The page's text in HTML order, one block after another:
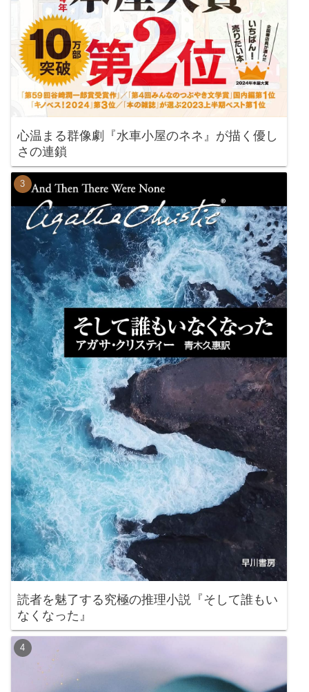
心温まる群像劇『水車小屋のネネ』が描く優し
さの連鎖
読者を魅了する究極の推理小説『そして誰もい
なくなった』